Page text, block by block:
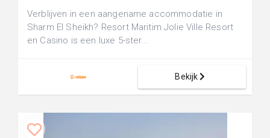
Verblijven in een aangename accommodatie in
Sharm El Sheikh? Resort Maritim Jolie Ville Resort
en Casino is een luxe 5-ster...
Bekijk